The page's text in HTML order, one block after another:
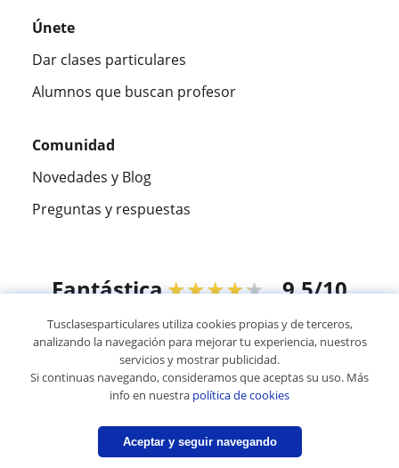
Únete
Dar clases particulares
Alumnos que buscan profesor
Comunidad
Novedades y Blog
Preguntas y respuestas
Fantástica★★★★★ 9,5/10
305883opiniones de alumnos
© 2007 - 2026 Tusclasesparticulares.com.ec
Mapa web:Profesores particulares
Tusclasesparticulares utiliza cookies propias y de terceros,
analizando la navegación para mejorar tu experiencia, nuestros
servicios y mostrar publicidad.
Si continuas navegando, consideramos que aceptas su uso. Más
info en nuestra política de cookies
Aceptar y seguir navegando